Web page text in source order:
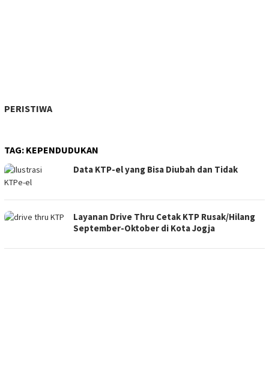
PERISTIWA
TAG: KEPENDUDUKAN
Data KTP-el yang Bisa Diubah dan Tidak
Layanan Drive Thru Cetak KTP Rusak/Hilang
September-Oktober di Kota Jogja